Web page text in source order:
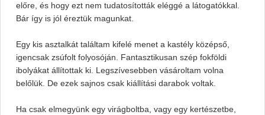
előre, és hogy ezt nem tudatosították eléggé a látogatókkal.
Bár így is jól éreztük magunkat.
Egy kis asztalkát találtam kifelé menet a kastély középső,
igencsak zsúfolt folyosóján. Fantasztikusan szép fokföldi
ibolyákat állítottak ki. Legszívesebben vásároltam volna
belőlük. De ezek sajnos csak kiállítási darabok voltak.
Ha csak elmegyünk egy virágboltba, vagy egy kertészetbe,